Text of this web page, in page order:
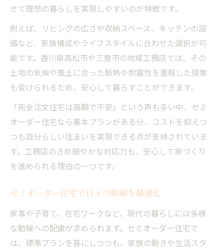
せて理想の暮らしを実現しやすいのが特徴です。
例えば、リビングの広さや収納スペース、キッチンの設
備など、家族構成やライフスタイルに合わせた選択が可
能です。香川県高松市や三豊市の地域工務店では、その
土地の気候や風土に合った断熱や耐震性を重視した提案
も受けられるため、安心して暮らすことができます。
「完全注文住宅は高額で不安」という声も多い中、セミ
オーダー住宅なら基本プランがある分、コストを抑えつ
つも自分らしい住まいを実現できる点が支持されていま
す。工務店のきめ細やかな対応力も、安心して家づくり
を進められる理由の一つです。
セミオーダー住宅で日々の動線を最適化
家事や子育て、在宅ワークなど、現代の暮らしには多様
な動線への配慮が求められます。セミオーダー住宅で
は、標準プランを基にしつつも、家族の動きや生活スタ